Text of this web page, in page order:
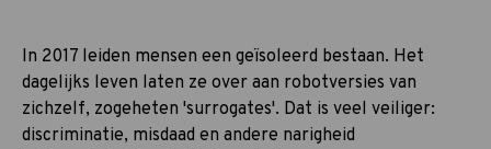
In 2017 leiden mensen een geïsoleerd bestaan. Het
dagelijks leven laten ze over aan robotversies van
zichzelf, zogeheten 'surrogates'. Dat is veel veiliger:
discriminatie, misdaad en andere narigheid